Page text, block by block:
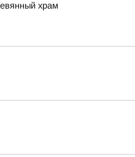
храм